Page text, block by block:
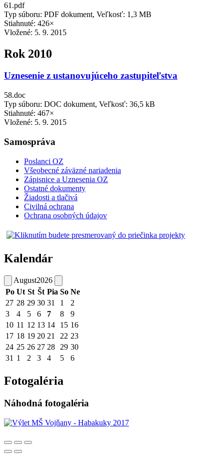
61.pdf
Typ súboru: PDF dokument, Veľkosť: 1,3 MB
Stiahnuté: 426×
Vložené: 5. 9. 2015
Rok 2010
Uznesenie z ustanovujúceho zastupiteľstva
58.doc
Typ súboru: DOC dokument, Veľkosť: 36,5 kB
Stiahnuté: 467×
Vložené: 5. 9. 2015
Samospráva
Poslanci OZ
Všeobecné záväzné nariadenia
Zápisnice a Uznesenia OZ
Ostatné dokumenty
Žiadosti a tlačivá
Civilná ochrana
Ochrana osobných údajov
Kalendár
August2026
Po Ut St Št Pia So Ne
27 28 29 30 31 1
2
3
4 5 6 7 8
9
10 11 12 13 14 15 16
17 18 19 20 21 22 23
24 25 26 27 28 29 30
31 1 2 3 4 5 6
Fotogaléria
Náhodná fotogaléria